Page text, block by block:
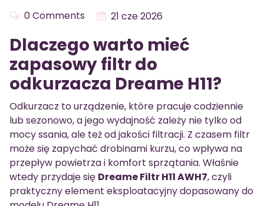
0 Comments 21 cze 2026
Dlaczego warto mieć
zapasowy filtr do
odkurzacza Dreame H11?
Odkurzacz to urządzenie, które pracuje codziennie
lub sezonowo, a jego wydajność zależy nie tylko od
mocy ssania, ale też od jakości filtracji. Z czasem filtr
może się zapychać drobinami kurzu, co wpływa na
przepływ powietrza i komfort sprzątania. Właśnie
wtedy przydaje się Dreame Filtr H11 AWH7, czyli
praktyczny element eksploatacyjny dopasowany do